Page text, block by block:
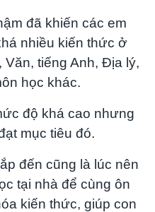
đã khiến các em
nhiều kiến thức ở
Văn, tiếng Anh, Địa lý,
học khác.
độ khá cao nhưng
mục tiêu đó.
đến cũng là lúc nên
tại nhà để cùng ôn
kiến thức, giúp con